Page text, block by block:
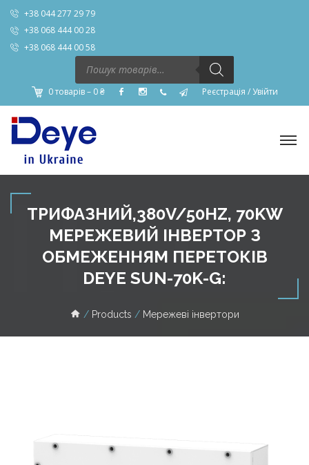
+38 044 277 29 79
+38 068 444 00 28
+38 068 444 00 58
Пошук
товарів
0 товарів – 0₴ Реєстрація /Увійти
ТРИФАЗНИЙ,380V/50HZ, 70KW
МЕРЕЖЕВИЙ ІНВЕРТОР З
ОБМЕЖЕННЯМ ПЕРЕТОКІВ
DEYE SUN-70K-G:
Products Мережеві інвертори